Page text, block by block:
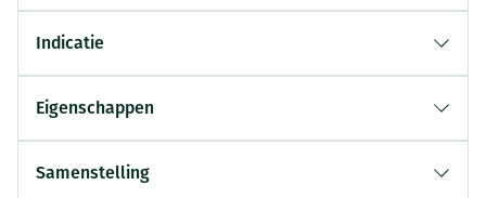
Indicatie
Eigenschappen
Samenstelling